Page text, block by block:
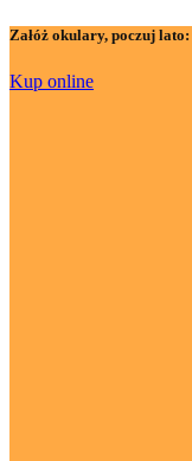
Załóż okulary, poczuj lato:
Kup online